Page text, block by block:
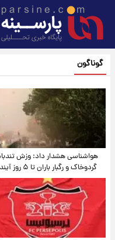
گوناگون
هواشناسی هشدار داد: وزش
گردوخاک و رگبار باران تا ۵ روز آینده